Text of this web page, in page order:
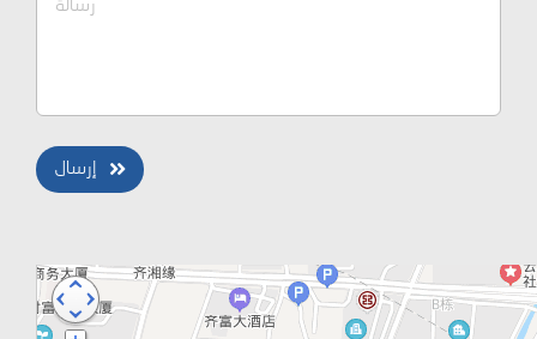
إرسال